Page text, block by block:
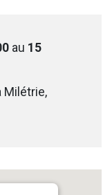
au 15
Milétrie,